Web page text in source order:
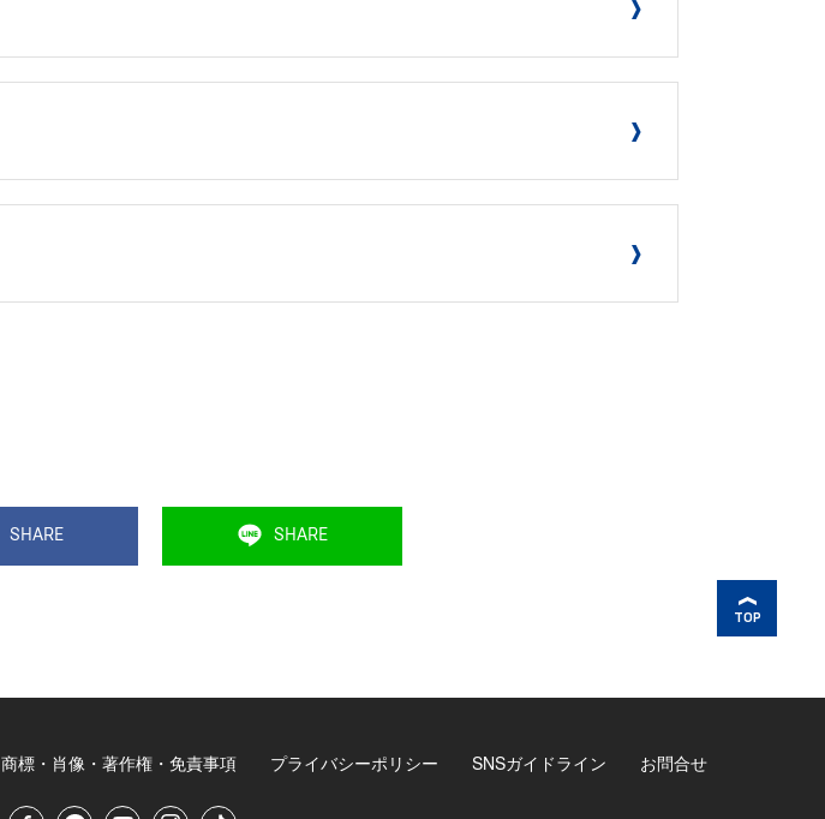
SHARE SHARE
TOP
商標・肖像・著作権・免責事項 プライバシーポリシー SNSガイドライン お問合せ